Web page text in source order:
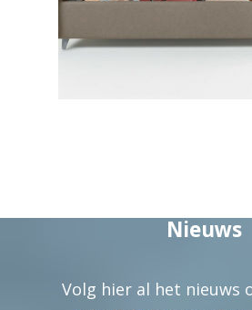
Nieuws
Volg hier al het nieuws